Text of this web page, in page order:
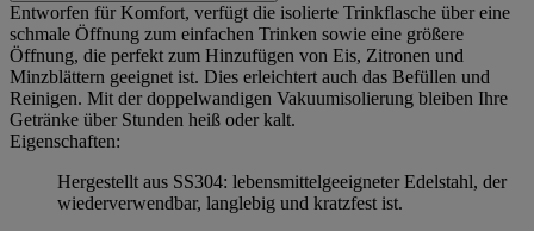
Entworfen für Komfort, verfügt die isolierte Trinkflasche über eine
schmale Öffnung zum einfachen Trinken sowie eine größere
Öffnung, die perfekt zum Hinzufügen von Eis, Zitronen und
Minzblättern geeignet ist. Dies erleichtert auch das Befüllen und
Reinigen. Mit der doppelwandigen Vakuumisolierung bleiben Ihre
Getränke über Stunden heiß oder kalt.
Eigenschaften:
Hergestellt aus SS304: lebensmittelgeeigneter Edelstahl, der
wiederverwendbar, langlebig und kratzfest ist.